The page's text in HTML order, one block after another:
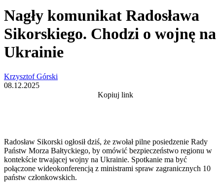
Nagły komunikat Radosława
Sikorskiego. Chodzi o wojnę na
Ukrainie
Krzysztof Górski
08.12.2025
Kopiuj link
Radosław Sikorski ogłosił dziś, że zwołał pilne posiedzenie Rady
Państw Morza Bałtyckiego, by omówić bezpieczeństwo regionu w
kontekście trwającej wojny na Ukrainie. Spotkanie ma być
połączone wideokonferencją z ministrami spraw zagranicznych 10
państw członkowskich.